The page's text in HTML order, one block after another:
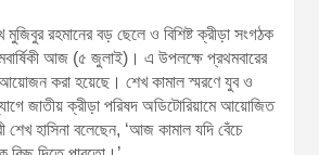
মুজিবুর রহমানের বড় ছেলে ও বিশিষ্ট ক্রীড়া সংগঠক
আজ (৫ জুলাই)। এ উপলক্ষে প্রথমবারের
আয়োজন করা হয়েছে। শেখ কামাল স্মরণে যুব ও
জাতীয় ক্রীড়া পরিষদ অডিটোরিয়ামে আয়োজিত
শেখ হাসিনা বলেছেন, ‘আজ কামাল যদি বেঁচে